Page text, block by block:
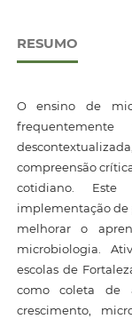
RESUMO
O ensino de
compreensão
cotidiano.
implementação de
melhorar o
microbiologia.
escolas de
como coleta de
crescimento,